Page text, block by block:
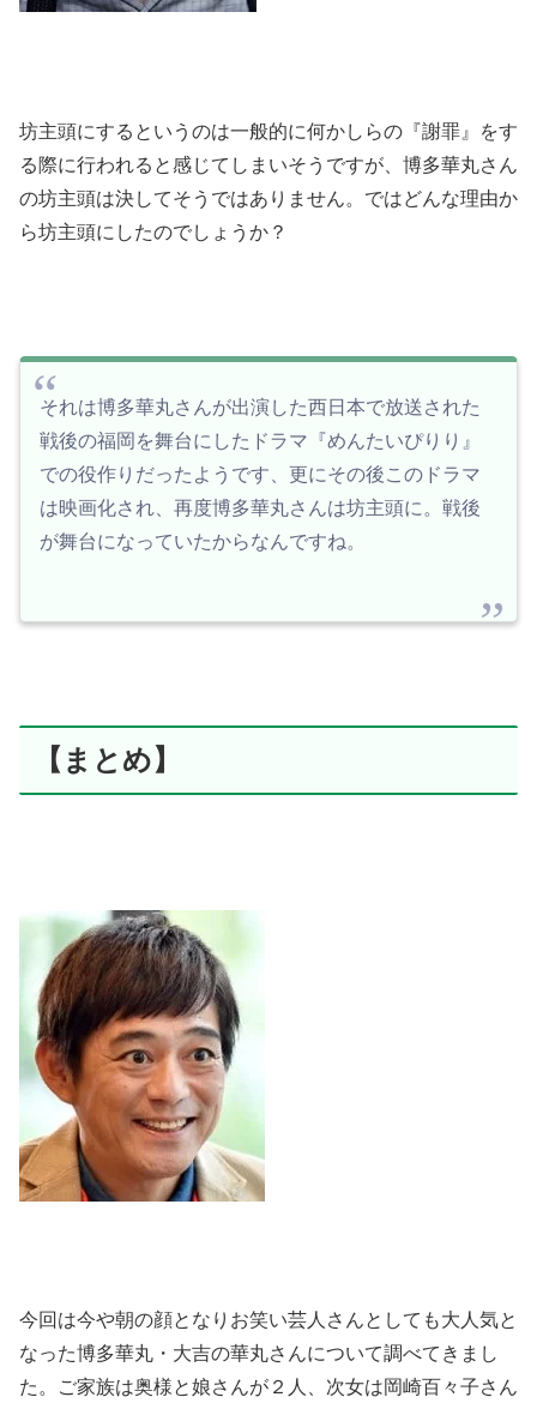
坊主頭にするというのは一般的に何かしらの『謝罪』をす
る際に行われると感じてしまいそうですが、博多華丸さん
の坊主頭は決してそうではありません。ではどんな理由か
ら坊主頭にしたのでしょうか？
それは博多華丸さんが出演した西日本で放送された
戦後の福岡を舞台にしたドラマ『めんたいぴりり』
での役作りだったようです、更にその後このドラマ
は映画化され、再度博多華丸さんは坊主頭に。戦後
が舞台になっていたからなんですね。
【まとめ】
今回は今や朝の顔となりお笑い芸人さんとしても大人気と
なった博多華丸・大吉の華丸さんについて調べてきまし
た。ご家族は奥様と娘さんが２人、次女は岡崎百々子さん